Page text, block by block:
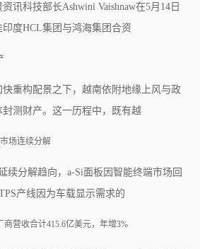
讯科技部长Ashwini Vaishnaw在5月14日
度HCL集团与鸿海集团合资
重构配景之下，越南依附地缘上风与政
测财产。这一历程中，既有越
场连续分解
续分解趋向，a-Si面板因智能终端市场回
产线因为车载显示需求的
营收合计415.6亿美元，年增3%